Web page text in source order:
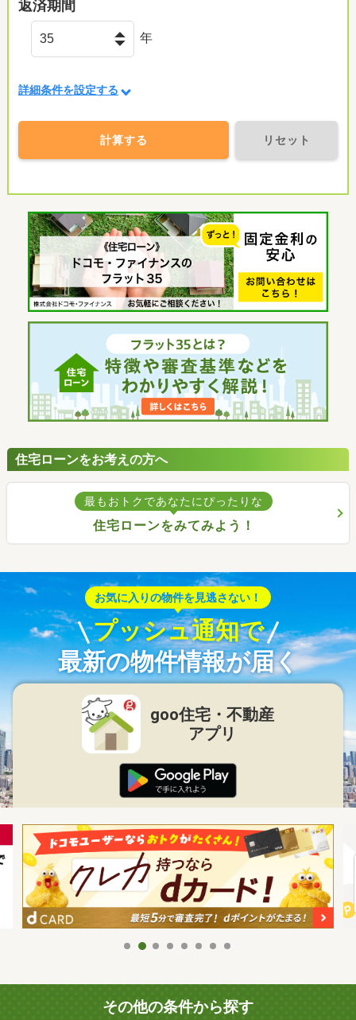
返済期間
年
詳細条件を設定する
計算する リセット
住宅ローンをお考えの方へ
最もおトクであなたにぴったりな
住宅ローンをみてみよう！
お気に入りの物件を見逃さない！
プッシュ通知で
最新の物件情報が届く
goo住宅・不動産
アプリ
その他の条件から探す